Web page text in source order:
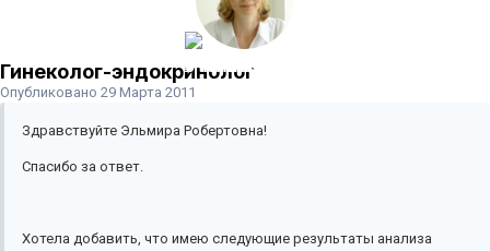
Гинеколог-эндокринолог
Опубликовано 29 Марта 2011
Здравствуйте Эльмира Робертовна!
Спасибо за ответ.
Хотела добавить, что имею следующие результаты анализа